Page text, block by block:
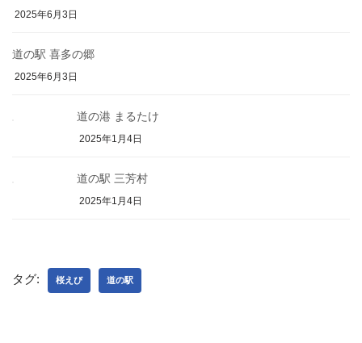
2025年6月3日
道の駅 喜多の郷
2025年6月3日
道の港 まるたけ
2025年1月4日
道の駅 三芳村
2025年1月4日
タグ: 桜えび 道の駅